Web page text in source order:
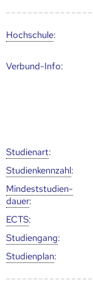
Hoch­schule:
Verbund-Info:
Studienart:
Studien­kenn­zahl:
Mindest­studien­
dauer:
ECTS:
Studien­gang:
Studien­plan: